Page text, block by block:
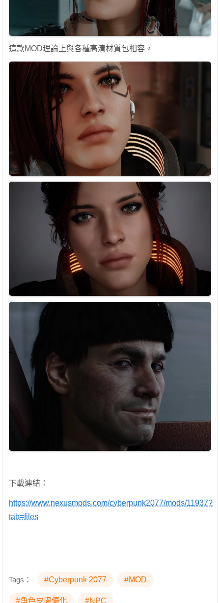
這款MOD理論上與各種高清材質包相容。
下載連結：
https://www.nexusmods.com/cyberpunk2077/mods/11937?
tab=files
Tags： #Cyberpunk 2077 #MOD
#角色皮膚優化 #NPC